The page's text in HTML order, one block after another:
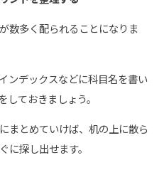
数多く配られることになりま
ンデックスなどに科目名を書い
ておきましょう。
まとめていけば、机の上に散ら
に探し出せます。